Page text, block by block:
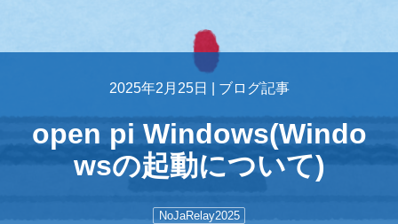
2025年2月25日 | ブログ記事
open pi Windows(Windo
wsの起動について)
NoJaRelay2025